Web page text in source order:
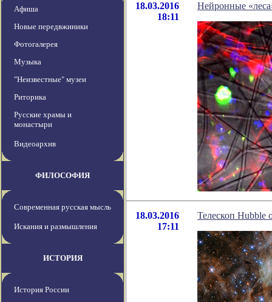
Афиша
Новые передвжиники
Фотогалерея
Музыка
"Неизвестные" музеи
Риторика
Русские храмы и
монастыри
Видеоархив
ФИЛОСОФИЯ
Современная русская мысль
Искания и размышления
ИСТОРИЯ
История России
18.03.2016
18:11
Нейронные
18.03.2016
17:11
Телескоп Hubble